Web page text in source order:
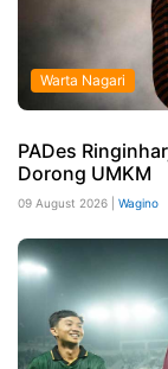
Warta Nagari
PADes
Dorong UMKM
09 August 2026 | Wagino